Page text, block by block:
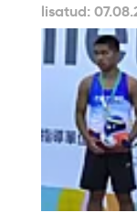
lisatud: